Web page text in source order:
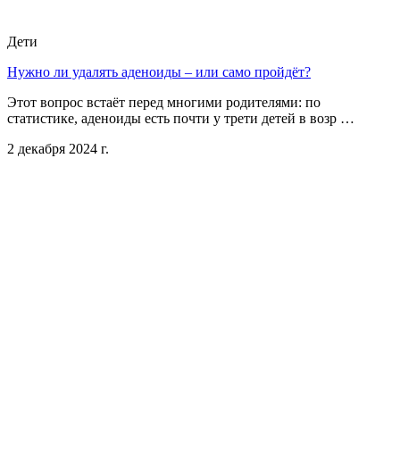
Дети
Нужно ли удалять аденоиды – или само пройдёт?
Этот вопрос встаёт перед многими родителями: по
статистике, аденоиды есть почти у трети детей в возр …
2 декабря 2024 г.